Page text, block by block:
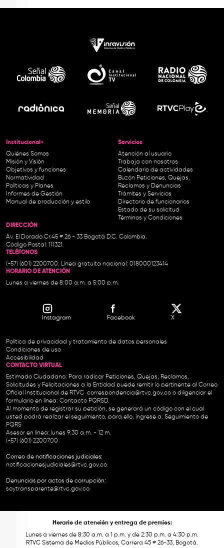
Institucional-
Quiénes Somos
Misión y Visión
Objetivos y funciones
Normatividad
Políticas y Planes
Informes de Gestión
Manual de producción y estilo
Servicios
Atención al usuario
Trabaja con nosotros
Calendario de actividades
Buzón Peticiones, Quejas,
Reclamos y Denuncias
Trámites y Servicios
Directorio de funcionarios
Estado de su solicitud
Términos y Condiciones
DIRECCIÓN
Av. El Dorado Cr.45 # 26 - 33 Bogotá D.C. Colombia.
Código Postal: 111321
TELÉFONOS
(+57) (601) 2200700. Línea gratuita nacional: 018000123414
HORARIO DE ATENCIÓN
Lunes a viernes de 8:00 a.m. a 5:00 p.m.
Instagram Facebook X
Política de privacidad y tratamiento de datos personales
Condiciones de uso
Accesibilidad
CONTACTO VIRTUAL
Estimado Ciudadano: Para radicar Peticiones, Quejas, Reclamos,
Solicitudes y Felicitaciones a la Entidad puede remitir lo pertinente al Correo
Oficial Institucional de RTVC correspondencia@rtvc.gov.co o diligenciar el
formulario en línea: Contacto PQRSD.
Al momento de registrar su petición, se generará un código con el cual
usted podrá realizar el seguimiento, para ello, ingrese a: Seguimiento de
PQRS
Asesor en línea: lunes 9:30 a.m. - 12 m.
(+57) (601) 2200700
Correo de notificaciones judiciales:
notificacionesjudiciales@rtvc.gov.co
Denuncias por actos de corrupción:
soytransparente@rtvc.gov.co
Horario de atención y entrega de premios:
Lunes a viernes de 8:30 a.m. a 1 p.m. y de 2:30 p.m. a 4:30 p.m.
RTVC Sistema de Medios Públicos, Carrera 45 # 26-33, Bogotá.